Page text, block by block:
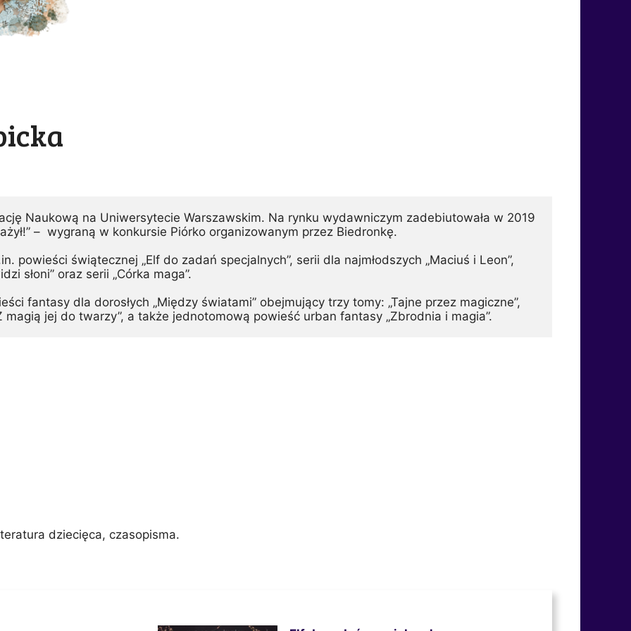
Naukową na Uniwersytecie Warszawskim. Na rynku wydawniczym zadebiutowała w 2019
–  wygraną w konkursie Piórko organizowanym przez Biedronkę.
powieści świątecznej „Elf do zadań specjalnych”, serii dla najmłodszych „Maciuś i Leon”,
słoni” oraz serii „Córka maga”.
fantasy dla dorosłych „Między światami” obejmujący trzy tomy: „Tajne przez magiczne”,
magią jej do twarzy”, a także jednotomową powieść urban fantasy „Zbrodnia i magia”.
dziecięca, czasopisma.